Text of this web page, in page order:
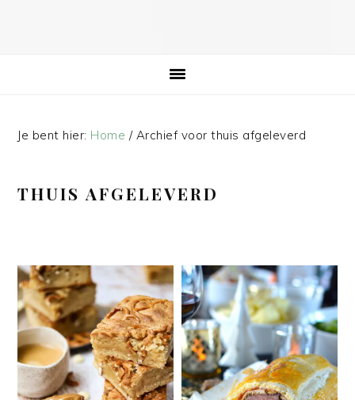
Je bent hier: Home /Archief voor thuis afgeleverd
THUIS AFGELEVERD